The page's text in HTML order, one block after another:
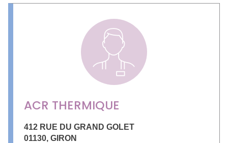
ACR THERMIQUE
412 RUE DU GRAND GOLET
01130, GIRON